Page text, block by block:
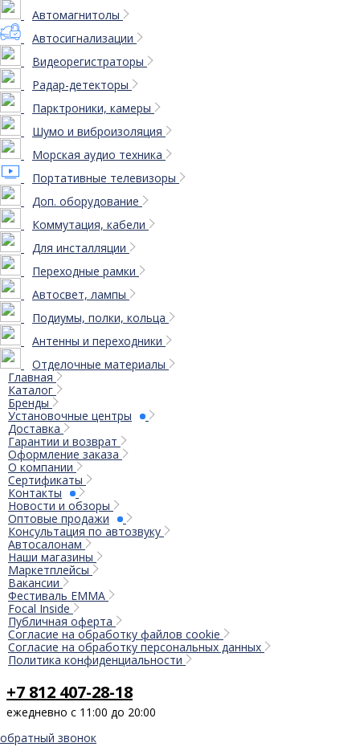
Автомагнитолы
Автосигнализации
Видеорегистраторы
Радар-детекторы
Парктроники, камеры
Шумо и виброизоляция
Морская аудио техника
Портативные телевизоры
Доп. оборудование
Коммутация, кабели
Для инсталляции
Переходные рамки
Автосвет, лампы
Подиумы, полки, кольца
Антенны и переходники
Отделочные материалы
Главная
Каталог
Бренды
Установочные центры
Доставка
Гарантии и возврат
Оформление заказа
О компании
Сертификаты
Контакты
Новости и обзоры
Оптовые продажи
Консультация по автозвуку
Автосалонам
Наши магазины
Маркетплейсы
Вакансии
Фестиваль EMMA
Focal Inside
Публичная оферта
Согласие на обработку файлов cookie
Согласие на обработку персональных данных
Политика конфиденциальности
+7 812 407-28-18
ежедневно с 11:00 до 20:00
обратный звонок